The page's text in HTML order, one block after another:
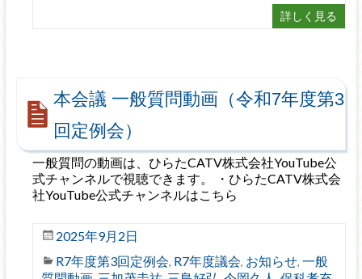
詳しく見る
本会議 一般質問動画（令和7年度第3
回定例会）
一般質問の動画は、ひらたCATV株式会社YouTube公
式チャンネルで視聴できます。 ・ひらたCATV株式会
社YouTube公式チャンネルはこちら
2025年9月2日
R7年度第3回定例会, R7年度議会, お知らせ, 一般